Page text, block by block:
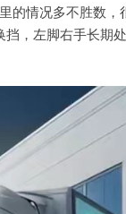
的情况多不胜数
，左脚右手长期